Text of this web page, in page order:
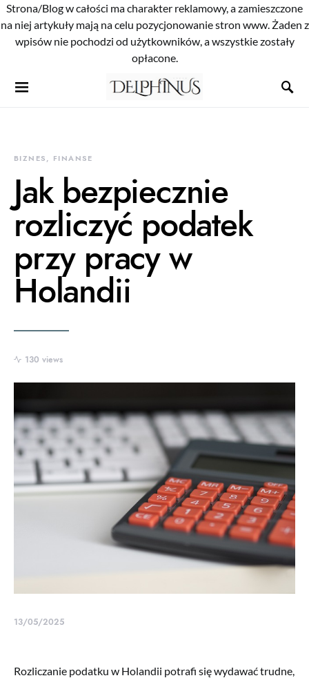
Strona/Blog w całości ma charakter reklamowy, a zamieszczone
na niej artykuły mają na celu pozycjonowanie stron www. Żaden z
wpisów nie pochodzi od użytkowników, a wszystkie zostały
opłacone.
BIZNES, FINANSE
Jak bezpiecznie
rozliczyć podatek
przy pracy w
Holandii
130 views
13/05/2025
Rozliczanie podatku w Holandii potrafi się wydawać trudne,